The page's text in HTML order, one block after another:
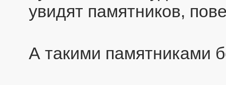
увидят памятников,
А такими памятниками